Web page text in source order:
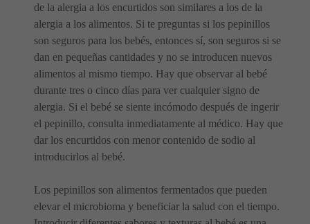
de la alergia a los encurtidos son similares a los de la
alergia a los alimentos. Si te preguntas si los pepinillos
son seguros para los bebés, entonces sí, son seguros si se
dan en pequeñas cantidades y no se introducen nuevos
alimentos al mismo tiempo. Hay que observar al bebé
durante tres o cinco días para ver cualquier signo de
alergia. Si el bebé se siente incómodo después de ingerir
el pepinillo, consulta inmediatamente al médico. Hay que
dar los encurtidos con menor contenido de sodio al
introducirlos al bebé.
Los pepinillos son alimentos fermentados que pueden
elevar el microbioma y beneficiar la salud con el tiempo.